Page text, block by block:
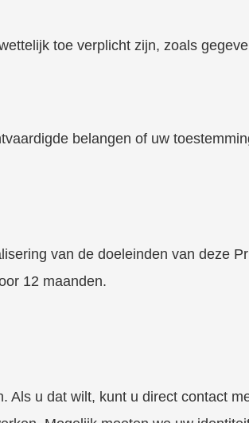
toe verplicht zijn, zoals
belangen of uw
van de doeleinden van deze
12 maanden.
u dat wilt, kunt u direct contact